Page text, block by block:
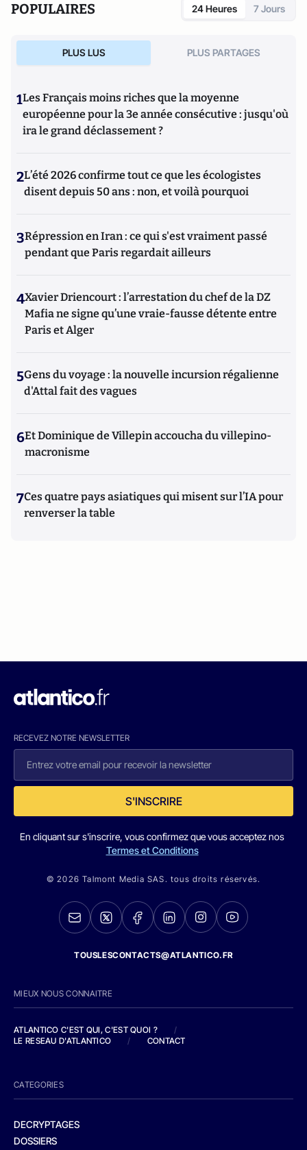
POPULAIRES 24 Heures 7 Jours
PLUS LUS PLUS PARTAGES
1Les Français moins riches que la moyenne
européenne pour la 3e année consécutive : jusqu'où
ira le grand déclassement ?
2L’été 2026 confirme tout ce que les écologistes
disent depuis 50 ans : non, et voilà pourquoi
3Répression en Iran : ce qui s'est vraiment passé
pendant que Paris regardait ailleurs
4Xavier Driencourt : l’arrestation du chef de la DZ
Mafia ne signe qu’une vraie-fausse détente entre
Paris et Alger
5Gens du voyage : la nouvelle incursion régalienne
d'Attal fait des vagues
6Et Dominique de Villepin accoucha du villepino-
macronisme
7Ces quatre pays asiatiques qui misent sur l’IA pour
renverser la table
RECEVEZ NOTRE NEWSLETTER
S'INSCRIRE
En cliquant sur s'inscrire, vous confirmez que vous acceptez nos
Termes et Conditions
© 2026 Talmont Media SAS. tous droits réservés.
TOUSLESCONTACTS@ATLANTICO.FR
MIEUX NOUS CONNAITRE
ATLANTICO C'EST QUI, C'EST QUOI ?
/
LE RESEAU D'ATLANTICO
/ CONTACT
CATEGORIES
DECRYPTAGES
DOSSIERS